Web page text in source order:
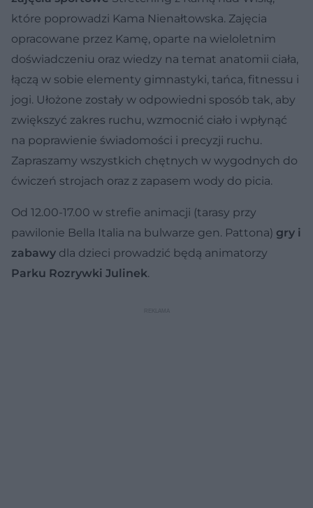
które poprowadzi Kama Nienałtowska. Zajęcia
opracowane przez Kamę, oparte na wieloletnim
doświadczeniu oraz wiedzy na temat anatomii ciała,
łączą w sobie elementy gimnastyki, tańca, fitnessu i
jogi. Ułożone zostały w odpowiedni sposób tak, aby
zwiększyć zakres ruchu, wzmocnić ciało i wpłynąć
na poprawienie świadomości i precyzji ruchu.
Zapraszamy wszystkich chętnych w wygodnych do
ćwiczeń strojach oraz z zapasem wody do picia.
Od 12.00-17.00 w strefie animacji (tarasy przy
pawilonie Bella Italia na bulwarze gen. Pattona) gry i
zabawy dla dzieci prowadzić będą animatorzy
Parku Rozrywki Julinek.